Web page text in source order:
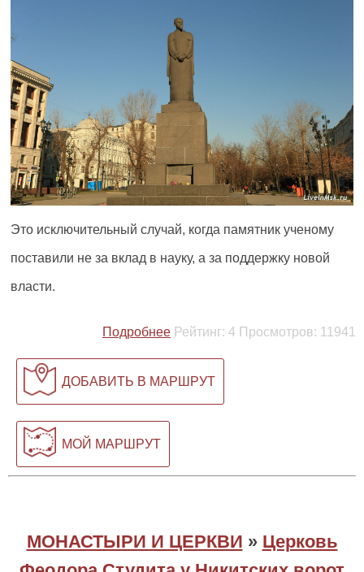
Это исключительный случай, когда памятник ученому
поставили не за вклад в науку, а за поддержку новой
власти.
Подробнее Рейтинг: 4 Просмотров: 11941
ДОБАВИТЬ В МАРШРУТ
МОЙ МАРШРУТ
МОНАСТЫРИ И ЦЕРКВИ » Церковь